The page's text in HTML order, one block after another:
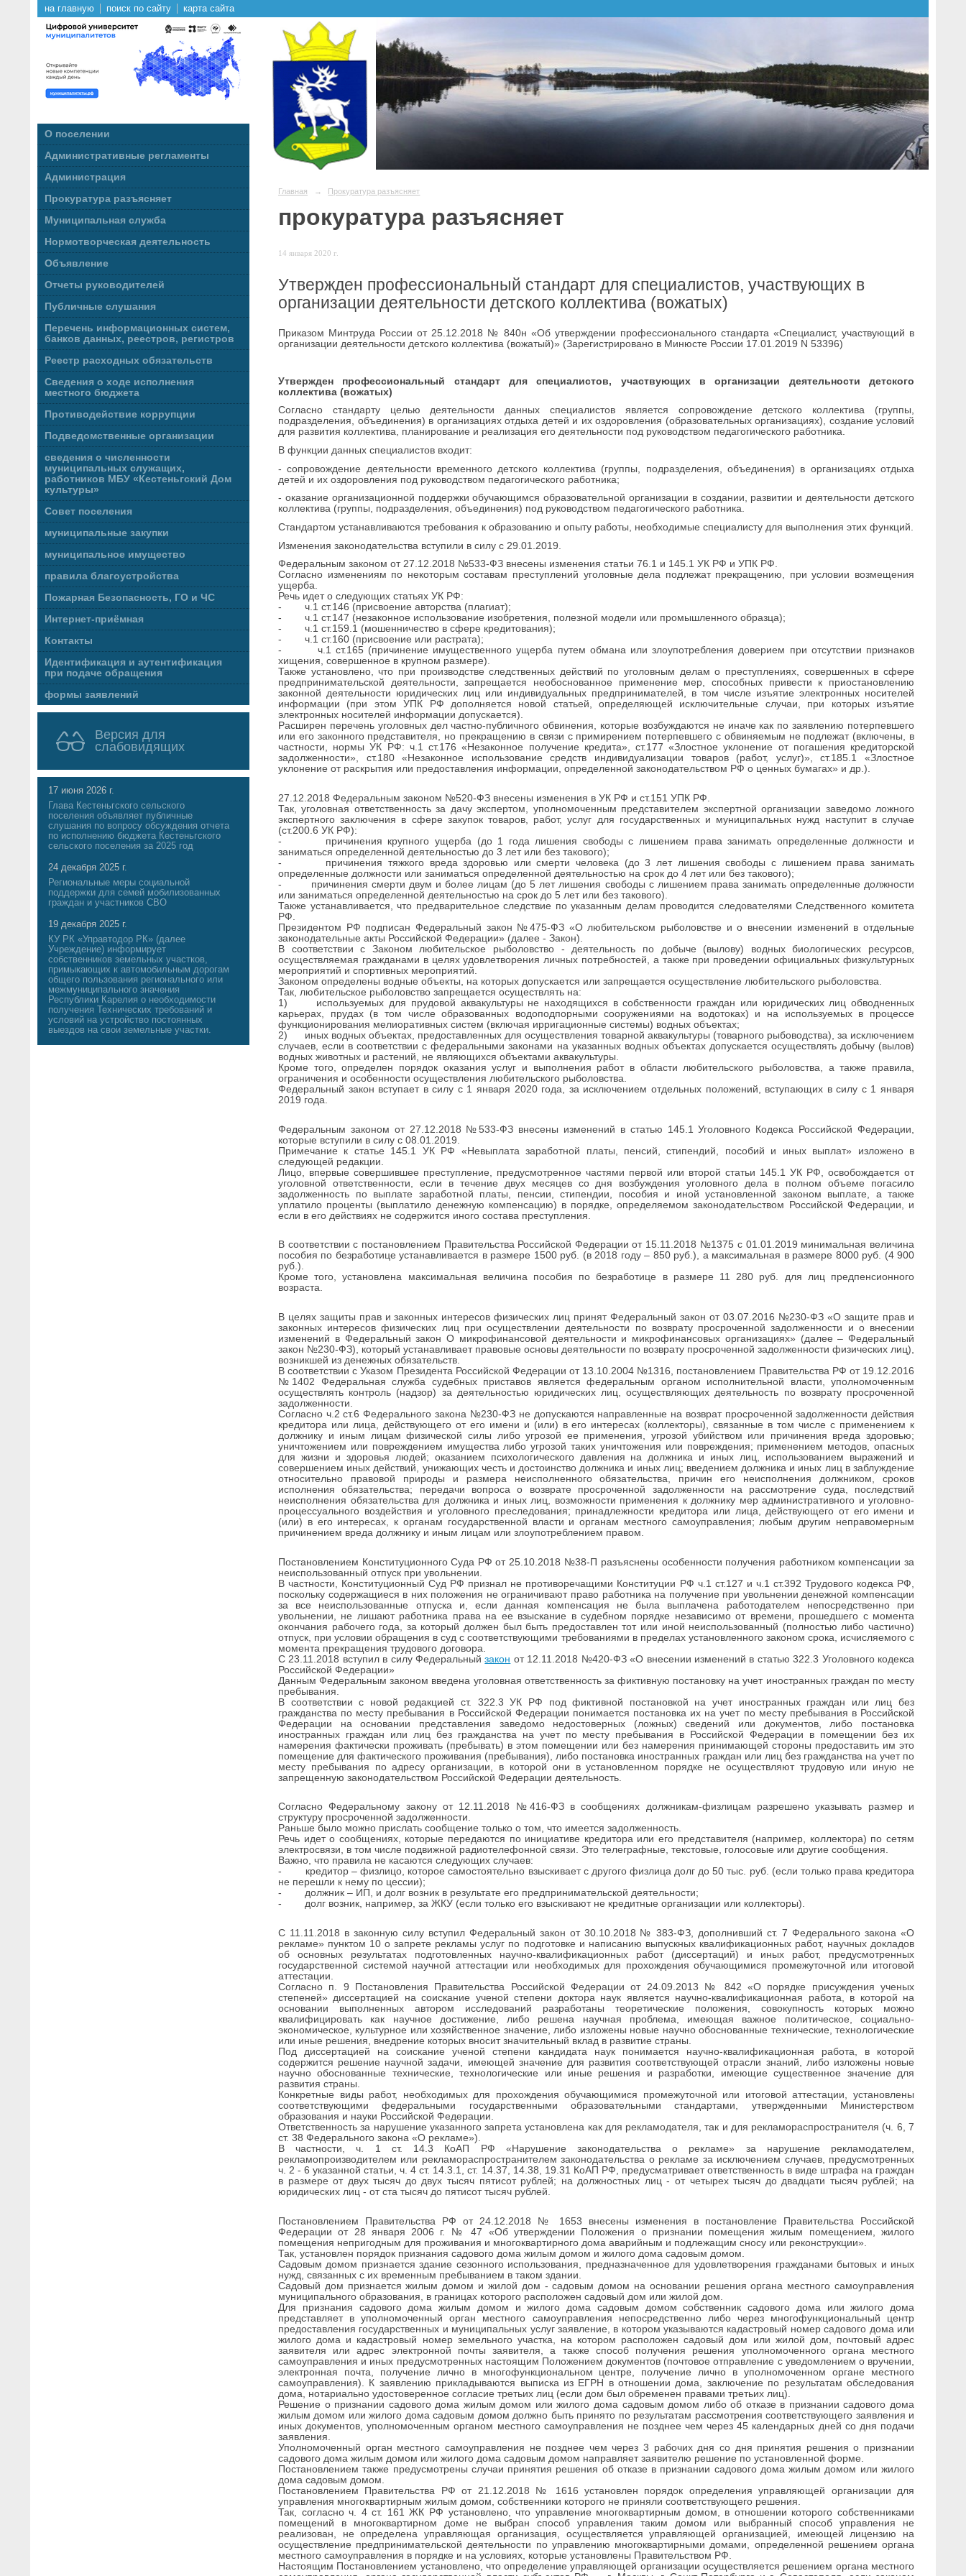
на главную поиск по сайту карта сайта
О поселении
Административные регламенты
Администрация
Прокуратура разъясняет
Муниципальная служба
Нормотворческая деятельность
Объявление
Отчеты руководителей
Публичные слушания
Перечень информационных систем,
банков данных, реестров, регистров
Реестр расходных обязательств
Сведения о ходе исполнения
местного бюджета
Противодействие коррупции
Подведомственные организации
сведения о численности
муниципальных служащих,
работников МБУ «Кестеньгский Дом
культуры»
Совет поселения
муниципальные закупки
муниципальное имущество
правила благоустройства
Пожарная Безопасность, ГО и ЧС
Интернет-приёмная
Контакты
Идентификация и аутентификация
при подаче обращения
формы заявлений
Версия для
слабовидящих
17 июня 2026 г.
Глава Кестеньгского сельского
поселения объявляет публичные
слушания по вопросу обсуждения отчета
по исполнению бюджета Кестеньгского
сельского поселения за 2025 год
24 декабря 2025 г.
Региональные меры социальной
поддержки для семей мобилизованных
граждан и участников СВО
19 декабря 2025 г.
КУ РК «Управтодор РК» (далее
Учреждение) информирует
собственников земельных участков,
примыкающих к автомобильным дорогам
общего пользования регионального или
межмуниципального значения
Республики Карелия о необходимости
получения Технических требований и
условий на устройство постоянных
выездов на свои земельные участки.
Главная → Прокуратура разъясняет
прокуратура разъясняет
14 января 2020 г.
Утвержден профессиональный стандарт для специалистов, участвующих в
организации деятельности детского коллектива (вожатых)
Приказом Минтруда России от 25.12.2018 № 840н «Об утверждении профессионального стандарта «Специалист, участвующий в
организации деятельности детского коллектива (вожатый)» (Зарегистрировано в Минюсте России 17.01.2019 N 53396)
Утвержден профессиональный стандарт для специалистов, участвующих в организации деятельности детского
коллектива (вожатых)
Согласно стандарту целью деятельности данных специалистов является сопровождение детского коллектива (группы,
подразделения, объединения) в организациях отдыха детей и их оздоровления (образовательных организациях), создание условий
для развития коллектива, планирование и реализация его деятельности под руководством педагогического работника.
В функции данных специалистов входит:
- сопровождение деятельности временного детского коллектива (группы, подразделения, объединения) в организациях отдыха
детей и их оздоровления под руководством педагогического работника;
- оказание организационной поддержки обучающимся образовательной организации в создании, развитии и деятельности детского
коллектива (группы, подразделения, объединения) под руководством педагогического работника.
Стандартом устанавливаются требования к образованию и опыту работы, необходимые специалисту для выполнения этих функций.
Изменения законодательства вступили в силу с 29.01.2019.
Федеральным законом от 27.12.2018 №533-ФЗ внесены изменения статьи 76.1 и 145.1 УК РФ и УПК РФ.
Согласно изменениям по некоторым составам преступлений уголовные дела подлежат прекращению, при условии возмещения
ущерба.
Речь идет о следующих статьях УК РФ:
- ч.1 ст.146 (присвоение авторства (плагиат);
- ч.1 ст.147 (незаконное использование изобретения, полезной модели или промышленного образца);
- ч.1 ст.159.1 (мошенничество в сфере кредитования);
- ч.1 ст.160 (присвоение или растрата);
- ч.1 ст.165 (причинение имущественного ущерба путем обмана или злоупотребления доверием при отсутствии признаков
хищения, совершенное в крупном размере).
Также установлено, что при производстве следственных действий по уголовным делам о преступлениях, совершенных в сфере
предпринимательской деятельности, запрещается необоснованное применение мер, способных привести к приостановлению
законной деятельности юридических лиц или индивидуальных предпринимателей, в том числе изъятие электронных носителей
информации (при этом УПК РФ дополняется новой статьей, определяющей исключительные случаи, при которых изъятие
электронных носителей информации допускается).
Расширен перечень уголовных дел частно-публичного обвинения, которые возбуждаются не иначе как по заявлению потерпевшего
или его законного представителя, но прекращению в связи с примирением потерпевшего с обвиняемым не подлежат (включены, в
частности, нормы УК РФ: ч.1 ст.176 «Незаконное получение кредита», ст.177 «Злостное уклонение от погашения кредиторской
задолженности», ст.180 «Незаконное использование средств индивидуализации товаров (работ, услуг)», ст.185.1 «Злостное
уклонение от раскрытия или предоставления информации, определенной законодательством РФ о ценных бумагах» и др.).
27.12.2018 Федеральным законом №520-ФЗ внесены изменения в УК РФ и ст.151 УПК РФ.
Так, уголовная ответственность за дачу экспертом, уполномоченным представителем экспертной организации заведомо ложного
экспертного заключения в сфере закупок товаров, работ, услуг для государственных и муниципальных нужд наступит в случае
(ст.200.6 УК РФ):
- причинения крупного ущерба (до 1 года лишения свободы с лишением права занимать определенные должности и
заниматься определенной деятельностью до 3 лет или без такового);
- причинения тяжкого вреда здоровью или смерти человека (до 3 лет лишения свободы с лишением права занимать
определенные должности или заниматься определенной деятельностью на срок до 4 лет или без такового);
- причинения смерти двум и более лицам (до 5 лет лишения свободы с лишением права занимать определенные должности
или заниматься определенной деятельностью на срок до 5 лет или без такового).
Также устанавливается, что предварительное следствие по указанным делам проводится следователями Следственного комитета
РФ.
Президентом РФ подписан Федеральный закон №475-ФЗ «О любительском рыболовстве и о внесении изменений в отдельные
законодательные акты Российской Федерации» (далее - Закон).
В соответствии с Законом любительское рыболовство - деятельность по добыче (вылову) водных биологических ресурсов,
осуществляемая гражданами в целях удовлетворения личных потребностей, а также при проведении официальных физкультурных
мероприятий и спортивных мероприятий.
Законом определены водные объекты, на которых допускается или запрещается осуществление любительского рыболовства.
Так, любительское рыболовство запрещается осуществлять на:
1) используемых для прудовой аквакультуры не находящихся в собственности граждан или юридических лиц обводненных
карьерах, прудах (в том числе образованных водоподпорными сооружениями на водотоках) и на используемых в процессе
функционирования мелиоративных систем (включая ирригационные системы) водных объектах;
2) иных водных объектах, предоставленных для осуществления товарной аквакультуры (товарного рыбоводства), за исключением
случаев, если в соответствии с федеральными законами на указанных водных объектах допускается осуществлять добычу (вылов)
водных животных и растений, не являющихся объектами аквакультуры.
Кроме того, определен порядок оказания услуг и выполнения работ в области любительского рыболовства, а также правила,
ограничения и особенности осуществления любительского рыболовства.
Федеральный закон вступает в силу с 1 января 2020 года, за исключением отдельных положений, вступающих в силу с 1 января
2019 года.
Федеральным законом от 27.12.2018 №533-ФЗ внесены изменений в статью 145.1 Уголовного Кодекса Российской Федерации,
которые вступили в силу с 08.01.2019.
Примечание к статье 145.1 УК РФ «Невыплата заработной платы, пенсий, стипендий, пособий и иных выплат» изложено в
следующей редакции.
Лицо, впервые совершившее преступление, предусмотренное частями первой или второй статьи 145.1 УК РФ, освобождается от
уголовной ответственности, если в течение двух месяцев со дня возбуждения уголовного дела в полном объеме погасило
задолженность по выплате заработной платы, пенсии, стипендии, пособия и иной установленной законом выплате, а также
уплатило проценты (выплатило денежную компенсацию) в порядке, определяемом законодательством Российской Федерации, и
если в его действиях не содержится иного состава преступления.
В соответствии с постановлением Правительства Российской Федерации от 15.11.2018 №1375 с 01.01.2019 минимальная величина
пособия по безработице устанавливается в размере 1500 руб. (в 2018 году – 850 руб.), а максимальная в размере 8000 руб. (4 900
руб.).
Кроме того, установлена максимальная величина пособия по безработице в размере 11 280 руб. для лиц предпенсионного
возраста.
В целях защиты прав и законных интересов физических лиц принят Федеральный закон от 03.07.2016 №230-ФЗ «О защите прав и
законных интересов физических лиц при осуществлении деятельности по возврату просроченной задолженности и о внесении
изменений в Федеральный закон О микрофинансовой деятельности и микрофинансовых организациях» (далее – Федеральный
закон №230-ФЗ), который устанавливает правовые основы деятельности по возврату просроченной задолженности физических лиц),
возникшей из денежных обязательств.
В соответствии с Указом Президента Российской Федерации от 13.10.2004 №1316, постановлением Правительства РФ от 19.12.2016
№1402 Федеральная служба судебных приставов является федеральным органом исполнительной власти, уполномоченным
осуществлять контроль (надзор) за деятельностью юридических лиц, осуществляющих деятельность по возврату просроченной
задолженности.
Согласно ч.2 ст.6 Федерального закона №230-ФЗ не допускаются направленные на возврат просроченной задолженности действия
кредитора или лица, действующего от его имени и (или) в его интересах (коллекторы), связанные в том числе с применением к
должнику и иным лицам физической силы либо угрозой ее применения, угрозой убийством или причинения вреда здоровью;
уничтожением или повреждением имущества либо угрозой таких уничтожения или повреждения; применением методов, опасных
для жизни и здоровья людей; оказанием психологического давления на должника и иных лиц, использованием выражений и
совершением иных действий, унижающих честь и достоинство должника и иных лиц; введением должника и иных лиц в заблуждение
относительно правовой природы и размера неисполненного обязательства, причин его неисполнения должником, сроков
исполнения обязательства; передачи вопроса о возврате просроченной задолженности на рассмотрение суда, последствий
неисполнения обязательства для должника и иных лиц, возможности применения к должнику мер административного и уголовно-
процессуального воздействия и уголовного преследования; принадлежности кредитора или лица, действующего от его имени и
(или) в его интересах, к органам государственной власти и органам местного самоуправления; любым другим неправомерным
причинением вреда должнику и иным лицам или злоупотреблением правом.
Постановлением Конституционного Суда РФ от 25.10.2018 №38-П разъяснены особенности получения работником компенсации за
неиспользованный отпуск при увольнении.
В частности, Конституционный Суд РФ признал не противоречащими Конституции РФ ч.1 ст.127 и ч.1 ст.392 Трудового кодекса РФ,
поскольку содержащиеся в них положения не ограничивают право работника на получение при увольнении денежной компенсации
за все неиспользованные отпуска и, если данная компенсация не была выплачена работодателем непосредственно при
увольнении, не лишают работника права на ее взыскание в судебном порядке независимо от времени, прошедшего с момента
окончания рабочего года, за который должен был быть предоставлен тот или иной неиспользованный (полностью либо частично)
отпуск, при условии обращения в суд с соответствующими требованиями в пределах установленного законом срока, исчисляемого с
момента прекращения трудового договора.
С 23.11.2018 вступил в силу Федеральныйзакон от 12.11.2018 №420-ФЗ «О внесении изменений в статью 322.3 Уголовного кодекса
Российской Федерации»
Данным Федеральным законом введена уголовная ответственность за фиктивную постановку на учет иностранных граждан по месту
пребывания.
В соответствии с новой редакцией ст. 322.3 УК РФ под фиктивной постановкой на учет иностранных граждан или лиц без
гражданства по месту пребывания в Российской Федерации понимается постановка их на учет по месту пребывания в Российской
Федерации на основании представления заведомо недостоверных (ложных) сведений или документов, либо постановка
иностранных граждан или лиц без гражданства на учет по месту пребывания в Российской Федерации в помещении без их
намерения фактически проживать (пребывать) в этом помещении или без намерения принимающей стороны предоставить им это
помещение для фактического проживания (пребывания), либо постановка иностранных граждан или лиц без гражданства на учет по
месту пребывания по адресу организации, в которой они в установленном порядке не осуществляют трудовую или иную не
запрещенную законодательством Российской Федерации деятельность.
Согласно Федеральному закону от 12.11.2018 №416-ФЗ в сообщениях должникам-физлицам разрешено указывать размер и
структуру просроченной задолженности.
Раньше было можно прислать сообщение только о том, что имеется задолженность.
Речь идет о сообщениях, которые передаются по инициативе кредитора или его представителя (например, коллектора) по сетям
электросвязи, в том числе подвижной радиотелефонной связи. Это телеграфные, текстовые, голосовые или другие сообщения.
Важно, что правила не касаются следующих случаев:
- кредитор – физлицо, которое самостоятельно взыскивает с другого физлица долг до 50 тыс. руб. (если только права кредитора
не перешли к нему по цессии);
- должник – ИП, и долг возник в результате его предпринимательской деятельности;
- долг возник, например, за ЖКУ (если только его взыскивают не кредитные организации или коллекторы).
С 11.11.2018 в законную силу вступил Федеральный закон от 30.10.2018 № 383-ФЗ, дополнивший ст. 7 Федерального закона «О
рекламе» пунктом 10 о запрете рекламы услуг по подготовке и написанию выпускных квалификационных работ, научных докладов
об основных результатах подготовленных научно-квалификационных работ (диссертаций) и иных работ, предусмотренных
государственной системой научной аттестации или необходимых для прохождения обучающимися промежуточной или итоговой
аттестации.
Согласно п. 9 Постановления Правительства Российской Федерации от 24.09.2013 № 842 «О порядке присуждения ученых
степеней» диссертацией на соискание ученой степени доктора наук является научно-квалификационная работа, в которой на
основании выполненных автором исследований разработаны теоретические положения, совокупность которых можно
квалифицировать как научное достижение, либо решена научная проблема, имеющая важное политическое, социально-
экономическое, культурное или хозяйственное значение, либо изложены новые научно обоснованные технические, технологические
или иные решения, внедрение которых вносит значительный вклад в развитие страны.
Под диссертацией на соискание ученой степени кандидата наук понимается научно-квалификационная работа, в которой
содержится решение научной задачи, имеющей значение для развития соответствующей отрасли знаний, либо изложены новые
научно обоснованные технические, технологические или иные решения и разработки, имеющие существенное значение для
развития страны.
Конкретные виды работ, необходимых для прохождения обучающимися промежуточной или итоговой аттестации, установлены
соответствующими федеральными государственными образовательными стандартами, утвержденными Министерством
образования и науки Российской Федерации.
Ответственность за нарушение указанного запрета установлена как для рекламодателя, так и для рекламораспространителя (ч. 6, 7
ст. 38 Федерального закона «О рекламе»).
В частности, ч. 1 ст. 14.3 КоАП РФ «Нарушение законодательства о рекламе» за нарушение рекламодателем,
рекламопроизводителем или рекламораспространителем законодательства о рекламе за исключением случаев, предусмотренных
ч. 2 - 6 указанной статьи, ч. 4 ст. 14.3.1, ст. 14.37, 14.38, 19.31 КоАП РФ, предусматривает ответственность в виде штрафа на граждан
в размере от двух тысяч до двух тысяч пятисот рублей; на должностных лиц - от четырех тысяч до двадцати тысяч рублей; на
юридических лиц - от ста тысяч до пятисот тысяч рублей.
Постановлением Правительства РФ от 24.12.2018 № 1653 внесены изменения в постановление Правительства Российской
Федерации от 28 января 2006 г. № 47 «Об утверждении Положения о признании помещения жилым помещением, жилого
помещения непригодным для проживания и многоквартирного дома аварийным и подлежащим сносу или реконструкции».
Так, установлен порядок признания садового дома жилым домом и жилого дома садовым домом.
Садовым домом признается здание сезонного использования, предназначенное для удовлетворения гражданами бытовых и иных
нужд, связанных с их временным пребыванием в таком здании.
Садовый дом признается жилым домом и жилой дом - садовым домом на основании решения органа местного самоуправления
муниципального образования, в границах которого расположен садовый дом или жилой дом.
Для признания садового дома жилым домом и жилого дома садовым домом собственник садового дома или жилого дома
представляет в уполномоченный орган местного самоуправления непосредственно либо через многофункциональный центр
предоставления государственных и муниципальных услуг заявление, в котором указываются кадастровый номер садового дома или
жилого дома и кадастровый номер земельного участка, на котором расположен садовый дом или жилой дом, почтовый адрес
заявителя или адрес электронной почты заявителя, а также способ получения решения уполномоченного органа местного
самоуправления и иных предусмотренных настоящим Положением документов (почтовое отправление с уведомлением о вручении,
электронная почта, получение лично в многофункциональном центре, получение лично в уполномоченном органе местного
самоуправления). К заявлению прикладываются выписка из ЕГРН в отношении дома, заключение по результатам обследования
дома, нотариально удостоверенное согласие третьих лиц (если дом был обременен правами третьих лиц).
Решение о признании садового дома жилым домом или жилого дома садовым домом либо об отказе в признании садового дома
жилым домом или жилого дома садовым домом должно быть принято по результатам рассмотрения соответствующего заявления и
иных документов, уполномоченным органом местного самоуправления не позднее чем через 45 календарных дней со дня подачи
заявления.
Уполномоченный орган местного самоуправления не позднее чем через 3 рабочих дня со дня принятия решения о признании
садового дома жилым домом или жилого дома садовым домом направляет заявителю решение по установленной форме.
Постановлением также предусмотрены случаи принятия решения об отказе в признании садового дома жилым домом или жилого
дома садовым домом.
Постановлением Правительства РФ от 21.12.2018 № 1616 установлен порядок определения управляющей организации для
управления многоквартирным жилым домом, собственники которого не приняли соответствующего решения.
Так, согласно ч. 4 ст. 161 ЖК РФ установлено, что управление многоквартирным домом, в отношении которого собственниками
помещений в многоквартирном доме не выбран способ управления таким домом или выбранный способ управления не
реализован, не определена управляющая организация, осуществляется управляющей организацией, имеющей лицензию на
осуществление предпринимательской деятельности по управлению многоквартирными домами, определенной решением органа
местного самоуправления в порядке и на условиях, которые установлены Правительством РФ.
Настоящим Постановлением установлено, что определение управляющей организации осуществляется решением органа местного